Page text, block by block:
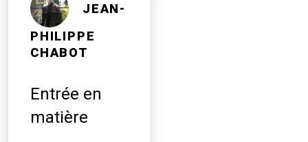
JEAN-
PHILIPPE
CHABOT
Entrée en
matière